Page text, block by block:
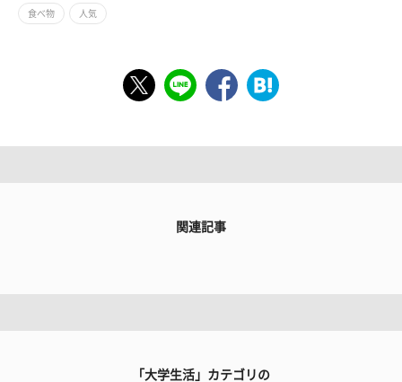
食べ物 人気
関連記事
「大学生活」カテゴリの